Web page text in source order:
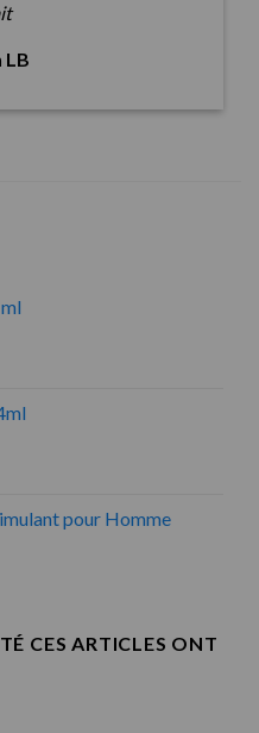
LB
pour Homme
CES ARTICLES ONT